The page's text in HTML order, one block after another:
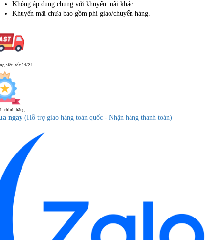
Không áp dụng chung với khuyến mãi khác.
Khuyến mãi chưa bao gồm phí giao/chuyển hàng.
siêu tốc 24/24
chính hãng
ngay (Hỗ trợ giao hàng toàn quốc - Nhận hàng thanh toán)